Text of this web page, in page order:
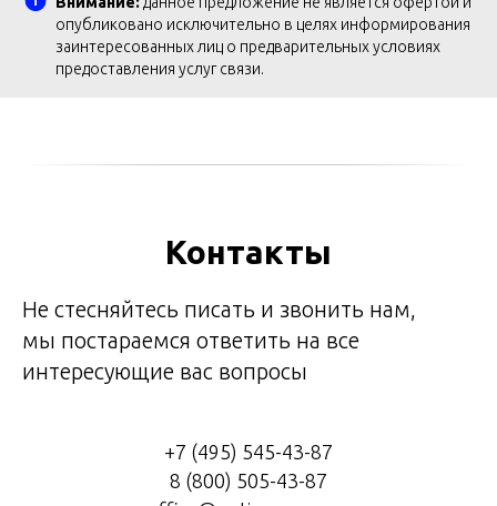
опубликовано исключительно в целях информирования
заинтересованных лиц о предварительных условиях
предоставления услуг связи.
Контакты
Не стесняйтесь писать и звонить нам,
мы постараемся ответить на все
интересующие вас вопросы
+7 (495) 545-43-87
8 (800) 505-43-87